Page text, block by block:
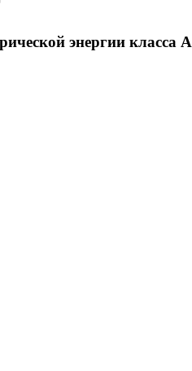
энергии класса А